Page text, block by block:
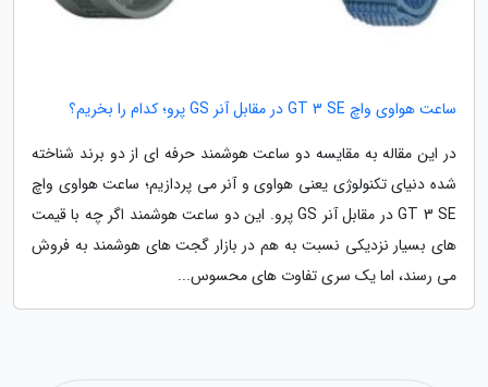
ساعت هواوی واچ GT 3 SE در مقابل آنر GS پرو؛ کدام را بخریم؟
در این مقاله به مقایسه دو ساعت هوشمند حرفه ای از دو برند شناخته
شده دنیای تکنولوژی یعنی هواوی و آنر می پردازیم؛ ساعت هواوی واچ
GT 3 SE در مقابل آنر GS پرو. این دو ساعت هوشمند اگر چه با قیمت
های بسیار نزدیکی نسبت به هم در بازار گجت های هوشمند به فروش
می رسند، اما یک سری تفاوت های محسوس...